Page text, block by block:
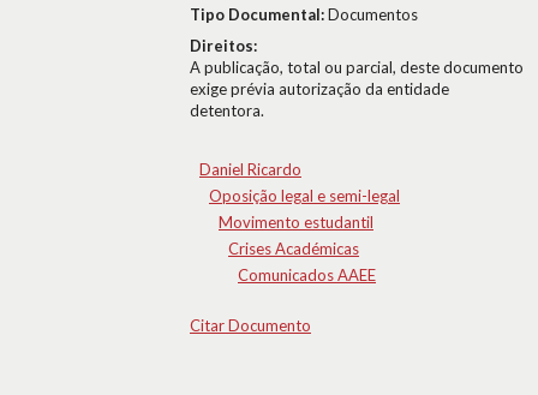
Tipo Documental:Documentos
Direitos:
A publicação, total ou parcial, deste documento
exige prévia autorização da entidade
detentora.
Daniel Ricardo
Oposição legal e semi-legal
Movimento estudantil
Crises Académicas
Comunicados AAEE
Citar Documento